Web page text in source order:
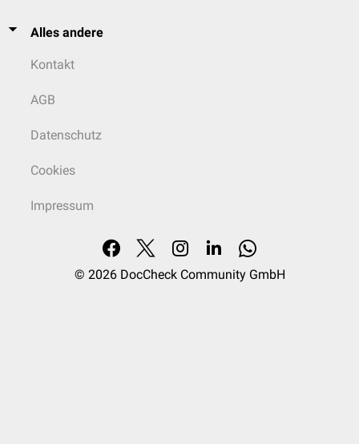
Alles andere
Kontakt
AGB
Datenschutz
Cookies
Impressum
© 2026 DocCheck Community GmbH